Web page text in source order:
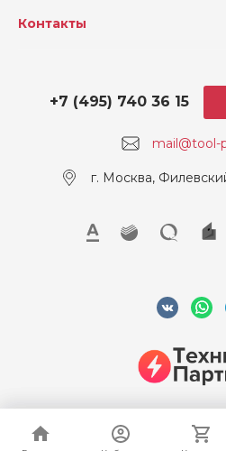
Контакты
mail@tool-
+7 (495) 740 36 15
г. Москва,
© 2026 ООО "Техника-Партнер",